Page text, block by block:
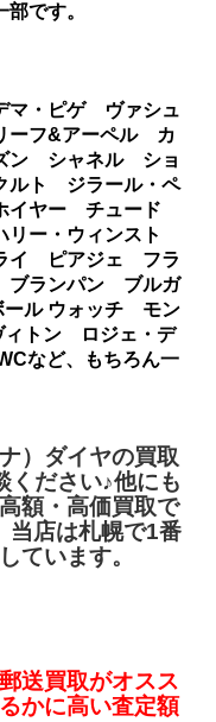
です。
・ピゲ ヴァシュ
ーフ&アーペル カ
ン シャネル ショ
ルト ジラール・ペ
ヤー チュード
ー・ウィンスト
イ ピアジェ フラ
ブランパン ブルガ
ル ウォッチ モン
トン ロジェ・デ
など、もちろん一
）ダイヤの買取
ください♪他にも
額・高価買取で
店は札幌で1番
しています。
送買取がオスス
かに高い査定額